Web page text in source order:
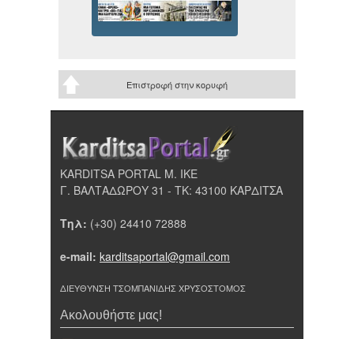
Επιστροφή στην κορυφή
KARDITSA PORTAL Μ. ΙΚΕ
Γ. ΒΑΛΤΑΔΩΡΟΥ 31 - ΤΚ: 43100 ΚΑΡΔΙΤΣΑ
Τηλ: (+30) 24410 72888
e-mail: karditsaportal@gmail.com
ΔΙΕΥΘΥΝΣΗ ΤΣΟΜΠΑΝΙΔΗΣ ΧΡΥΣΟΣΤΟΜΟΣ
Ακολουθήστε μας!